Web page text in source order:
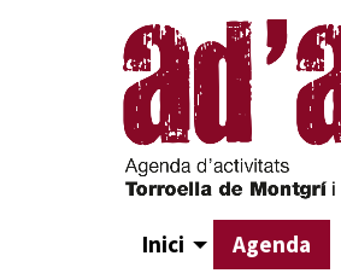
Inici Agenda